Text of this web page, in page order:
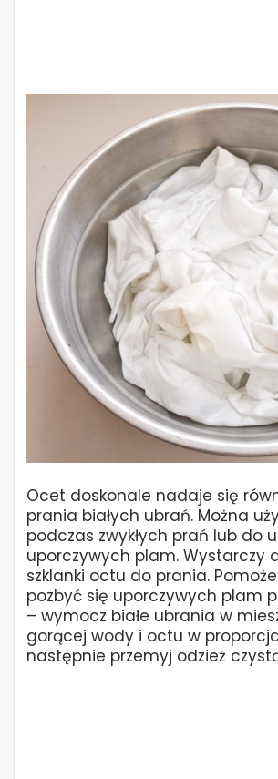
Ocet doskonale nadaje się
prania białych ubrań. Można
podczas zwykłych prań lub do
uporczywych plam. Wystarczy
szklanki octu do prania.
pozbyć się uporczywych plam
– wymocz białe ubrania w
gorącej wody i octu w
następnie przemyj odzież